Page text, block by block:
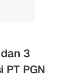
3
PT PGN